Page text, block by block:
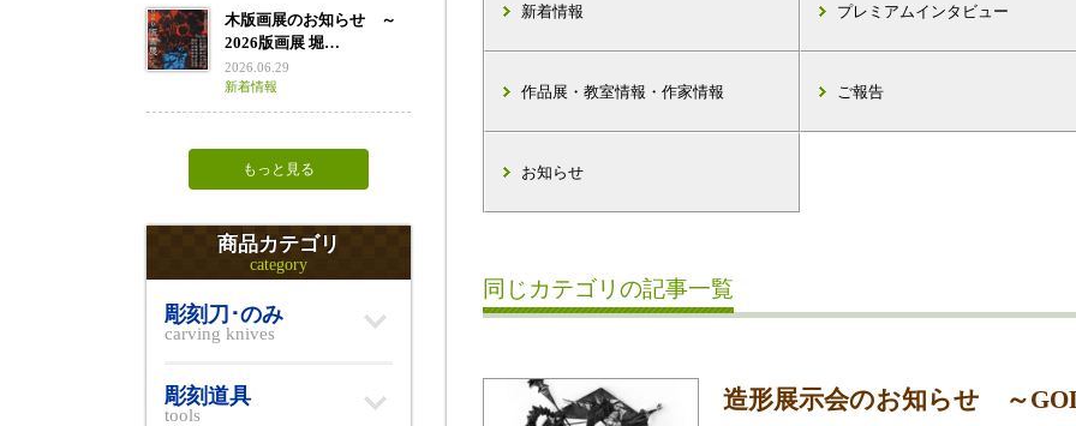
新着情報 プレミアムインタビュー
作品展・教室情報・作家情報 ご報告
お知らせ
同じカテゴリの記事一覧
造形展示会のお知らせ ～
木版画展のお知らせ ～
2026版画展 堀…
2026.06.29
新着情報
もっと見る
商品カテゴリ
category
彫刻刀･のみ
carving knives
彫刻道具
tools